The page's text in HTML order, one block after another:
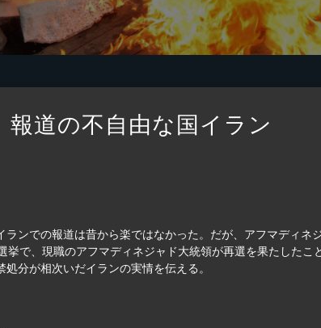
道の不自由な国イラン
ンでの報道は昔から楽ではなかった。だが、アフマディ
で、現職のアフマディネジャド大統領が再選を果たした
分が相次いだイランの実情を伝える。